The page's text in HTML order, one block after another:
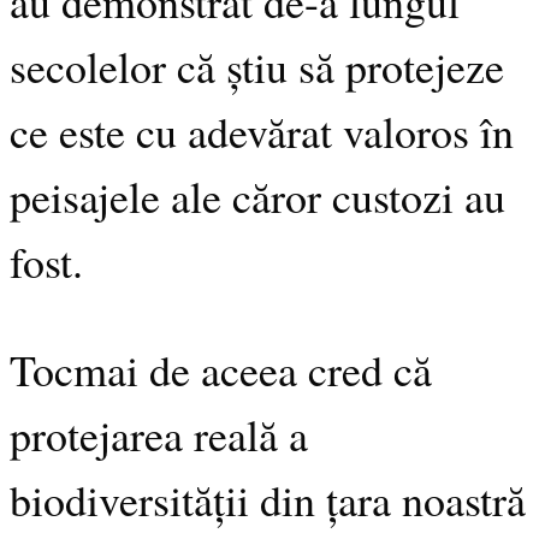
secolelor că știu să protejeze
ce este cu adevărat valoros în
peisajele ale căror custozi au
fost.
Tocmai de aceea cred că
protejarea reală a
biodiversității din țara noastră